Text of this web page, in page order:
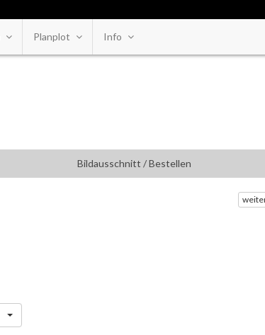
Planplot Info
Bildausschnitt / Bestellen